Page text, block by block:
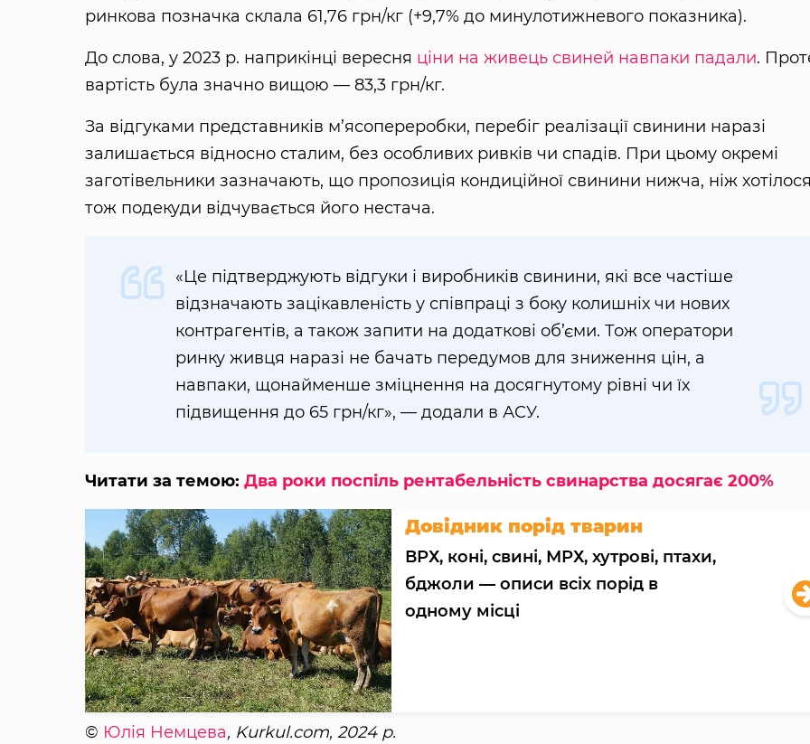
ринкова позначка склала 61,76 грн/кг (+9,7% до минулотижневого показника).
До слова, у 2023 р. наприкінці вересня ціни на живець свиней навпаки падали.
вартість була значно вищою — 83,3 грн/кг.
За відгуками представників м’ясопереробки, перебіг реалізації свинини наразі
залишається відносно сталим, без особливих ривків чи спадів. При цьому окремі
заготівельники зазначають, що пропозиція кондиційної свинини нижча, ніж
тож подекуди відчувається його нестача.
«Це підтверджують відгуки і виробників свинини, які все частіше
відзначають зацікавленість у співпраці з боку колишніх чи нових
контрагентів, а також запити на додаткові об’єми. Тож оператори
ринку живця наразі не бачать передумов для зниження цін, а
навпаки, щонайменше зміцнення на досягнутому рівні чи їх
підвищення до 65 грн/кг», — додали в АСУ.
Читати за темою: Два роки поспіль рентабельність свинарства досягає 200%
Довідник порід тварин
ВРХ, коні, свині, МРХ, хутрові, птахи,
бджоли — описи всіх порід в
одному місці
© Юлія Немцева, Kurkul.com, 2024 р.